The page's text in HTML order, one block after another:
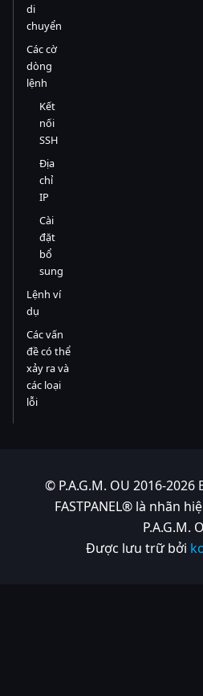
di
chuyển
Các cờ
dòng
lệnh
Kết
nối
SSH
Địa
chỉ
IP
Cài
đặt
bổ
sung
Lệnh ví
dụ
Các vấn
đề có thể
xảy ra và
các loại
lỗi
© P.A.G.M. OU 2016-
FASTPANEL® là nhãn
P.A.G.M.
Được lưu trữ bởi